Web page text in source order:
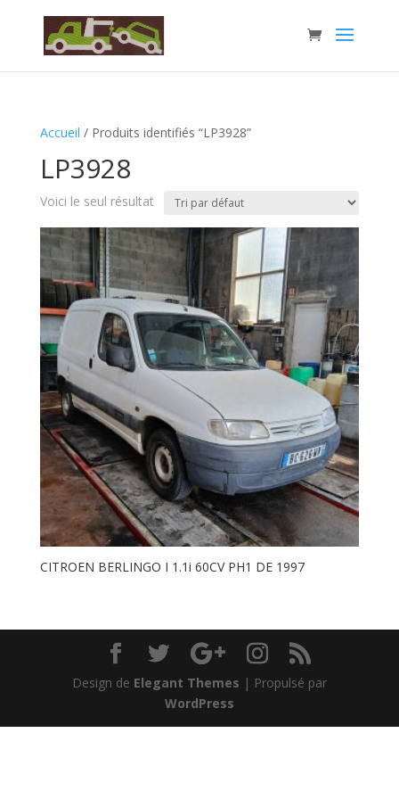
Accueil / Produits identifiés “LP3928”
LP3928
Voici le seul résultat
CITROEN BERLINGO I 1.1i 60CV PH1 DE 1997
Design de Elegant Themes | Propulsé par
WordPress